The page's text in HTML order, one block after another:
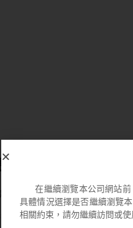
收益基金獎（五
為最佳固定收益基金，最佳五
在繼續瀏覽本公司網站
具體情況選擇是否繼續瀏覽
相關約束，請勿繼續訪問或使